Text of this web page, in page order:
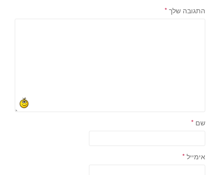
התגובה שלך *
שם *
אימייל *